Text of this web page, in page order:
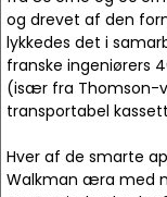
og drevet af den
lykkedes det i
franske ingeniørers
(især fra Thomson-
transportabel
Hver af de smarte
Walkman æra med